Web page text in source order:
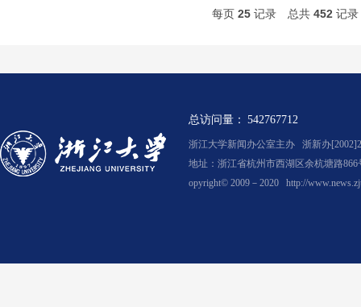
每页 25 记录 总共 452 记录
总访问量： 542767712
浙江大学新闻办公室主办 浙新办
地址：浙江省杭州市西湖区余杭塘路
opyright© 2009－2020 http://